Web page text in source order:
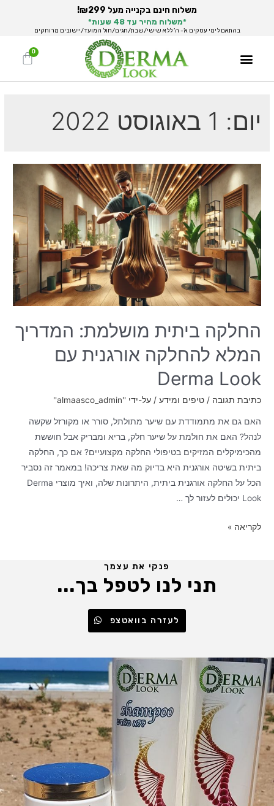
משלוח חינם בקנייה מעל ₪299!
*משלוח מהיר עד 48 שעות*
בהתאם לימי עסקים א’- ה’ ללא שישי/שבת/חגים/חול המועד/יישובים מרוחקים
יום: 1 באוגוסט 2022
החלקה ביתית מושלמת: המדריך
המלא להחלקה אורגנית עם
Derma Look
כתיבת תגובה /טיפים ומידע / על-ידי ''almaasco_admin''
האם גם את מתמודדת עם שיער מתולתל, סורר או מקורזל שקשה
לנהל? האם את חולמת על שיער חלק, בריא ומבריק אבל חוששת
מהכימיקלים המזיקים בטיפולי החלקה מקצועיים? אם כך, החלקה
ביתית בשיטה אורגנית היא בדיוק מה שאת צריכה! במאמר זה נסביר
הכל על החלקה אורגנית ביתית, היתרונות שלה, ואיך מוצרי Derma
Look יכולים לעזור לך …
לקריאה »
פנקי את עצמך
תני לנו לטפל בך...
לעזרה בוואטצפ
.